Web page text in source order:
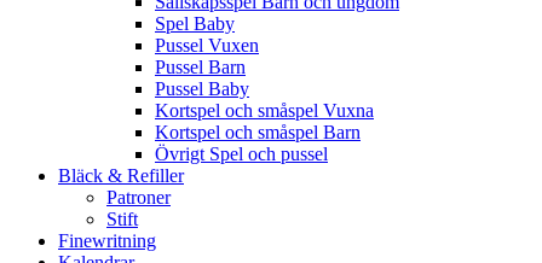
Spel Baby
Pussel Vuxen
Pussel Barn
Pussel Baby
Kortspel och småspel Vuxna
Kortspel och småspel Barn
Övrigt Spel och pussel
Bläck & Refiller
Patroner
Stift
Finewritning